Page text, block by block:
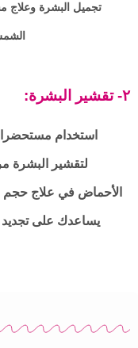
تجميل البشرة وعلاج
:٢- تقشير البشرة
استخدام
لتقشير البشرة
الأحماض في علاج حجم
يساعدك على تجديد